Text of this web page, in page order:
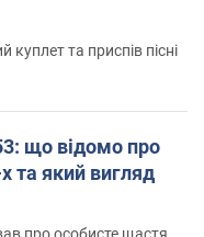
та приспів пісні
що відомо про
та який вигляд